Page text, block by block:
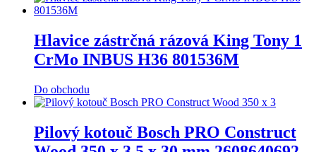
Hlavice zástrčná rázová King Tony 1
CrMo INBUS H36 801536M
Do obchodu
Pilový kotouč Bosch PRO Construct